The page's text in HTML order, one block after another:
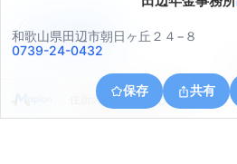
和歌山県田辺市朝日ヶ丘２４−８
0739-24-0432
保存 共有
住所の取得に失敗しました
アプリで見る